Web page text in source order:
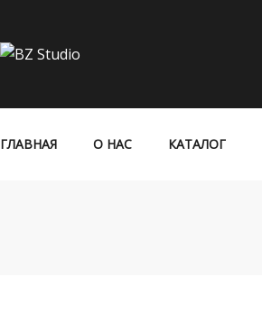
ГЛАВНАЯ О НАС КАТАЛОГ